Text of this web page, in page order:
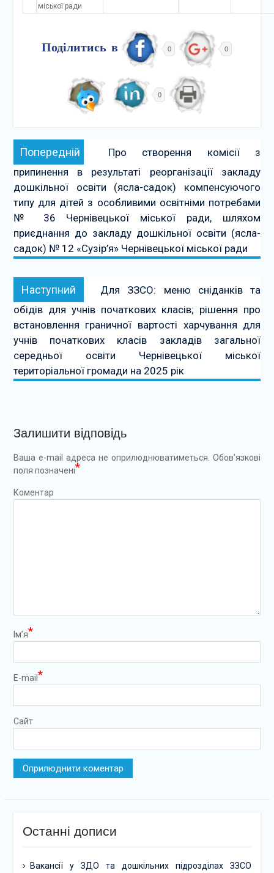
міської ради
Поділитись в 0 0
0
Навігація
записів
Попередній Попередній:
Про створення комісії з
припинення в результаті реорганізації закладу
дошкільної освіти (ясла-садок) компенсуючого
типу для дітей з особливими освітніми потребами
№ 36 Чернівецької міської ради, шляхом
приєднання до закладу дошкільної освіти (ясла-
садок) № 12 «Сузір’я» Чернівецької міської ради
Наступний Наступний:
Для ЗЗСО: меню сніданків та
обідів для учнів початкових класів; рішення про
встановлення граничної вартості харчування для
учнів початкових класів закладів загальної
середньої освіти Чернівецької міської
територіальної громади на 2025 рік
Залишити відповідь
Ваша e-mail адреса не оприлюднюватиметься. Обов’язкові
поля позначені*
Коментар
Ім’я*
E-mail *
Сайт
Останні дописи
Вакансії у ЗДО та дошкільних підрозділах ЗЗСО